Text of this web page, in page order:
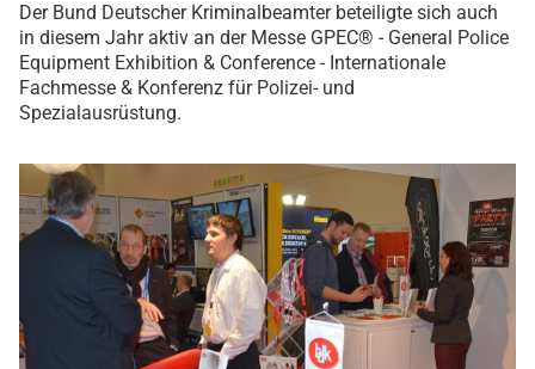
Der Bund Deutscher Kriminalbeamter beteiligte sich auch
in diesem Jahr aktiv an der Messe GPEC® - General Police
Equipment Exhibition & Conference - Internationale
Fachmesse & Konferenz für Polizei- und
Spezialausrüstung.